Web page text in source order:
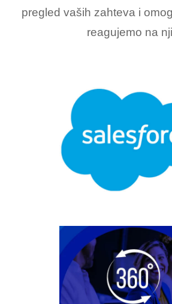
pregled vaših zahteva i
reagujemo na